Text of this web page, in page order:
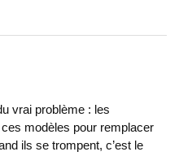
vrai problème : les
modèles pour remplacer
ils se trompent, c’est le